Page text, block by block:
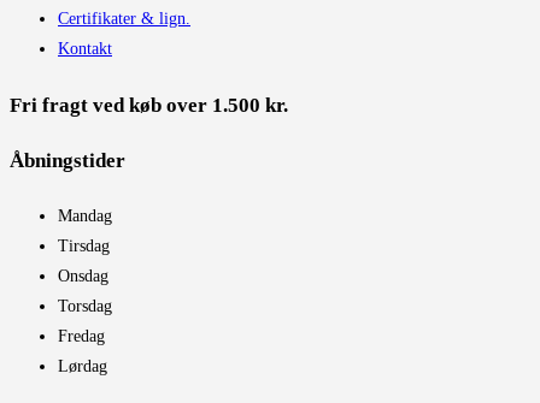
Certifikater & lign.
Kontakt
Fri fragt ved køb over 1.500 kr.
Åbningstider​
Mandag
Tirsdag
Onsdag
Torsdag
Fredag
Lørdag